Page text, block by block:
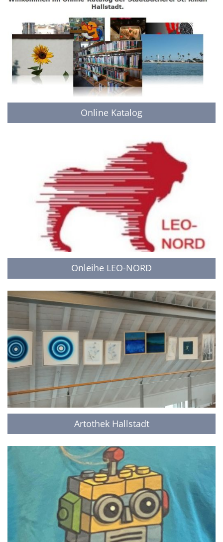
Online Katalog
Onleihe LEO-NORD
Artothek Hallstadt